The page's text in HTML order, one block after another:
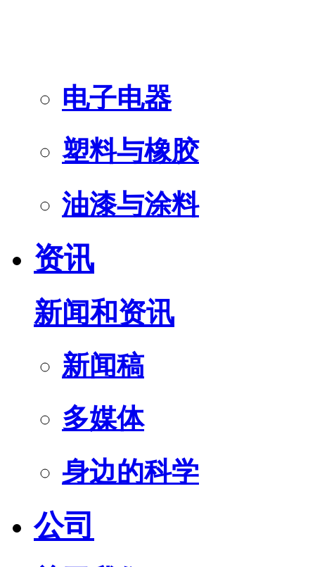
电子电器
塑料与橡胶
油漆与涂料
资讯
新闻和资讯
新闻稿
多媒体
身边的科学
公司